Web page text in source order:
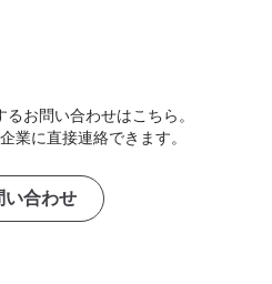
お問い合わせはこちら。
業に直接連絡できます。
い合わせ